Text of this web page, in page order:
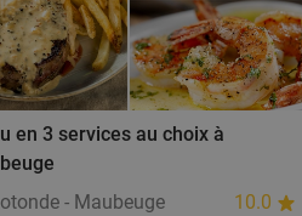
en 3 services au choix à
- Maubeuge
10.0